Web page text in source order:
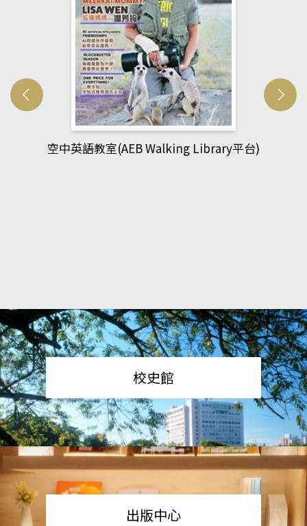
網管人(kono平台)
校史館
出版中心